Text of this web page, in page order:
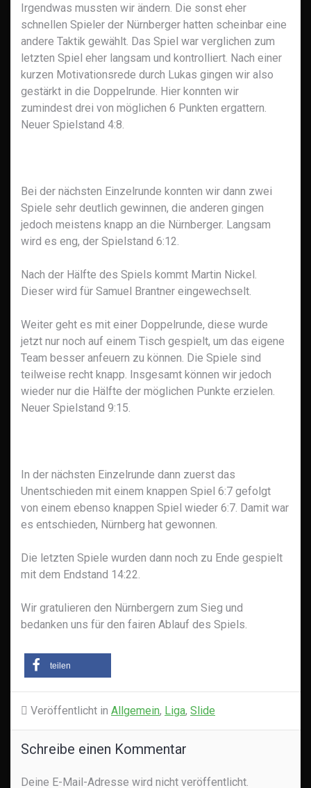
Irgendwas mussten wir ändern. Die sonst eher
schnellen Spieler der Nürnberger hatten scheinbar eine
andere Taktik gewählt. Das Spiel war verglichen zum
letzten Spiel eher langsam und kontrolliert. Nach einer
kurzen Motivationsrede durch Lukas gingen wir also
gestärkt in die Doppelrunde. Hier konnten wir
zumindest drei von möglichen 6 Punkten ergattern.
Neuer Spielstand 4:8.
Bei der nächsten Einzelrunde konnten wir dann zwei
Spiele sehr deutlich gewinnen, die anderen gingen
jedoch meistens knapp an die Nürnberger. Langsam
wird es eng, der Spielstand 6:12.
Nach der Hälfte des Spiels kommt Martin Nickel.
Dieser wird für Samuel Brantner eingewechselt.
Weiter geht es mit einer Doppelrunde, diese wurde
jetzt nur noch auf einem Tisch gespielt, um das eigene
Team besser anfeuern zu können. Die Spiele sind
teilweise recht knapp. Insgesamt können wir jedoch
wieder nur die Hälfte der möglichen Punkte erzielen.
Neuer Spielstand 9:15.
In der nächsten Einzelrunde dann zuerst das
Unentschieden mit einem knappen Spiel 6:7 gefolgt
von einem ebenso knappen Spiel wieder 6:7. Damit war
es entschieden, Nürnberg hat gewonnen.
Die letzten Spiele wurden dann noch zu Ende gespielt
mit dem Endstand 14:22.
Wir gratulieren den Nürnbergern zum Sieg und
bedanken uns für den fairen Ablauf des Spiels.
teilen
Veröffentlicht in Allgemein, Liga, Slide
Schreibe einen Kommentar
Deine E-Mail-Adresse wird nicht veröffentlicht.